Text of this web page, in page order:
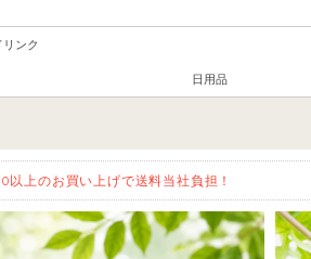
リンク
日用品
上のお買い上げで送料当社負担！